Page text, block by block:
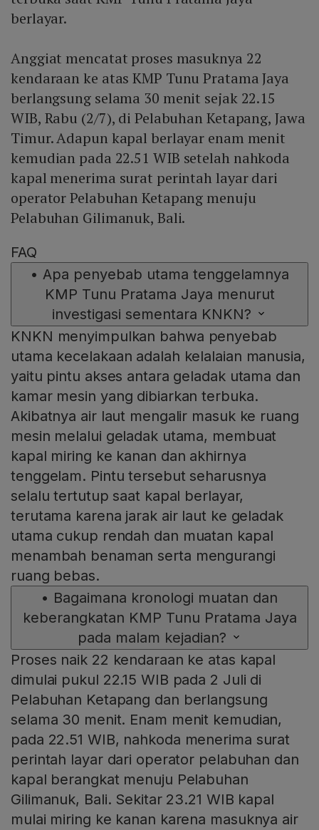
berlayar.
Anggiat mencatat proses masuknya 22
kendaraan ke atas KMP Tunu Pratama Jaya
berlangsung selama 30 menit sejak 22.15
WIB, Rabu (2/7), di Pelabuhan Ketapang, Jawa
Timur. Adapun kapal berlayar enam menit
kemudian pada 22.51 WIB setelah nahkoda
kapal menerima surat perintah layar dari
operator Pelabuhan Ketapang menuju
Pelabuhan Gilimanuk, Bali.
FAQ
• Apa penyebab utama tenggelamnya
KMP Tunu Pratama Jaya menurut
investigasi sementara KNKN?
KNKN menyimpulkan bahwa penyebab
utama kecelakaan adalah kelalaian manusia,
yaitu pintu akses antara geladak utama dan
kamar mesin yang dibiarkan terbuka.
Akibatnya air laut mengalir masuk ke ruang
mesin melalui geladak utama, membuat
kapal miring ke kanan dan akhirnya
tenggelam. Pintu tersebut seharusnya
selalu tertutup saat kapal berlayar,
terutama karena jarak air laut ke geladak
utama cukup rendah dan muatan kapal
menambah benaman serta mengurangi
ruang bebas.
• Bagaimana kronologi muatan dan
keberangkatan KMP Tunu Pratama Jaya
pada malam kejadian?
Proses naik 22 kendaraan ke atas kapal
dimulai pukul 22.15 WIB pada 2 Juli di
Pelabuhan Ketapang dan berlangsung
selama 30 menit. Enam menit kemudian,
pada 22.51 WIB, nahkoda menerima surat
perintah layar dari operator pelabuhan dan
kapal berangkat menuju Pelabuhan
Gilimanuk, Bali. Sekitar 23.21 WIB kapal
mulai miring ke kanan karena masuknya air